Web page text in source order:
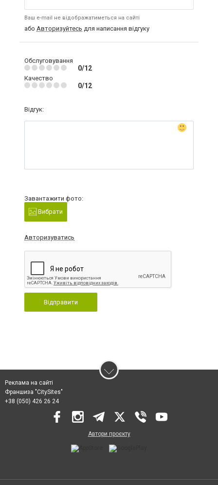
Ваш e-mail не відображатиметься на сайті
або Авторизуйтесь для написання відгуку
Обслуговування
0/12
Качество
0/12
Відгук:
Завантажити фото:
Вибрати
Авторизуватись
Відправити
Реклама на сайті
Франшиза "CitySites"
+38 (050) 426 26 24
Автори проєкту